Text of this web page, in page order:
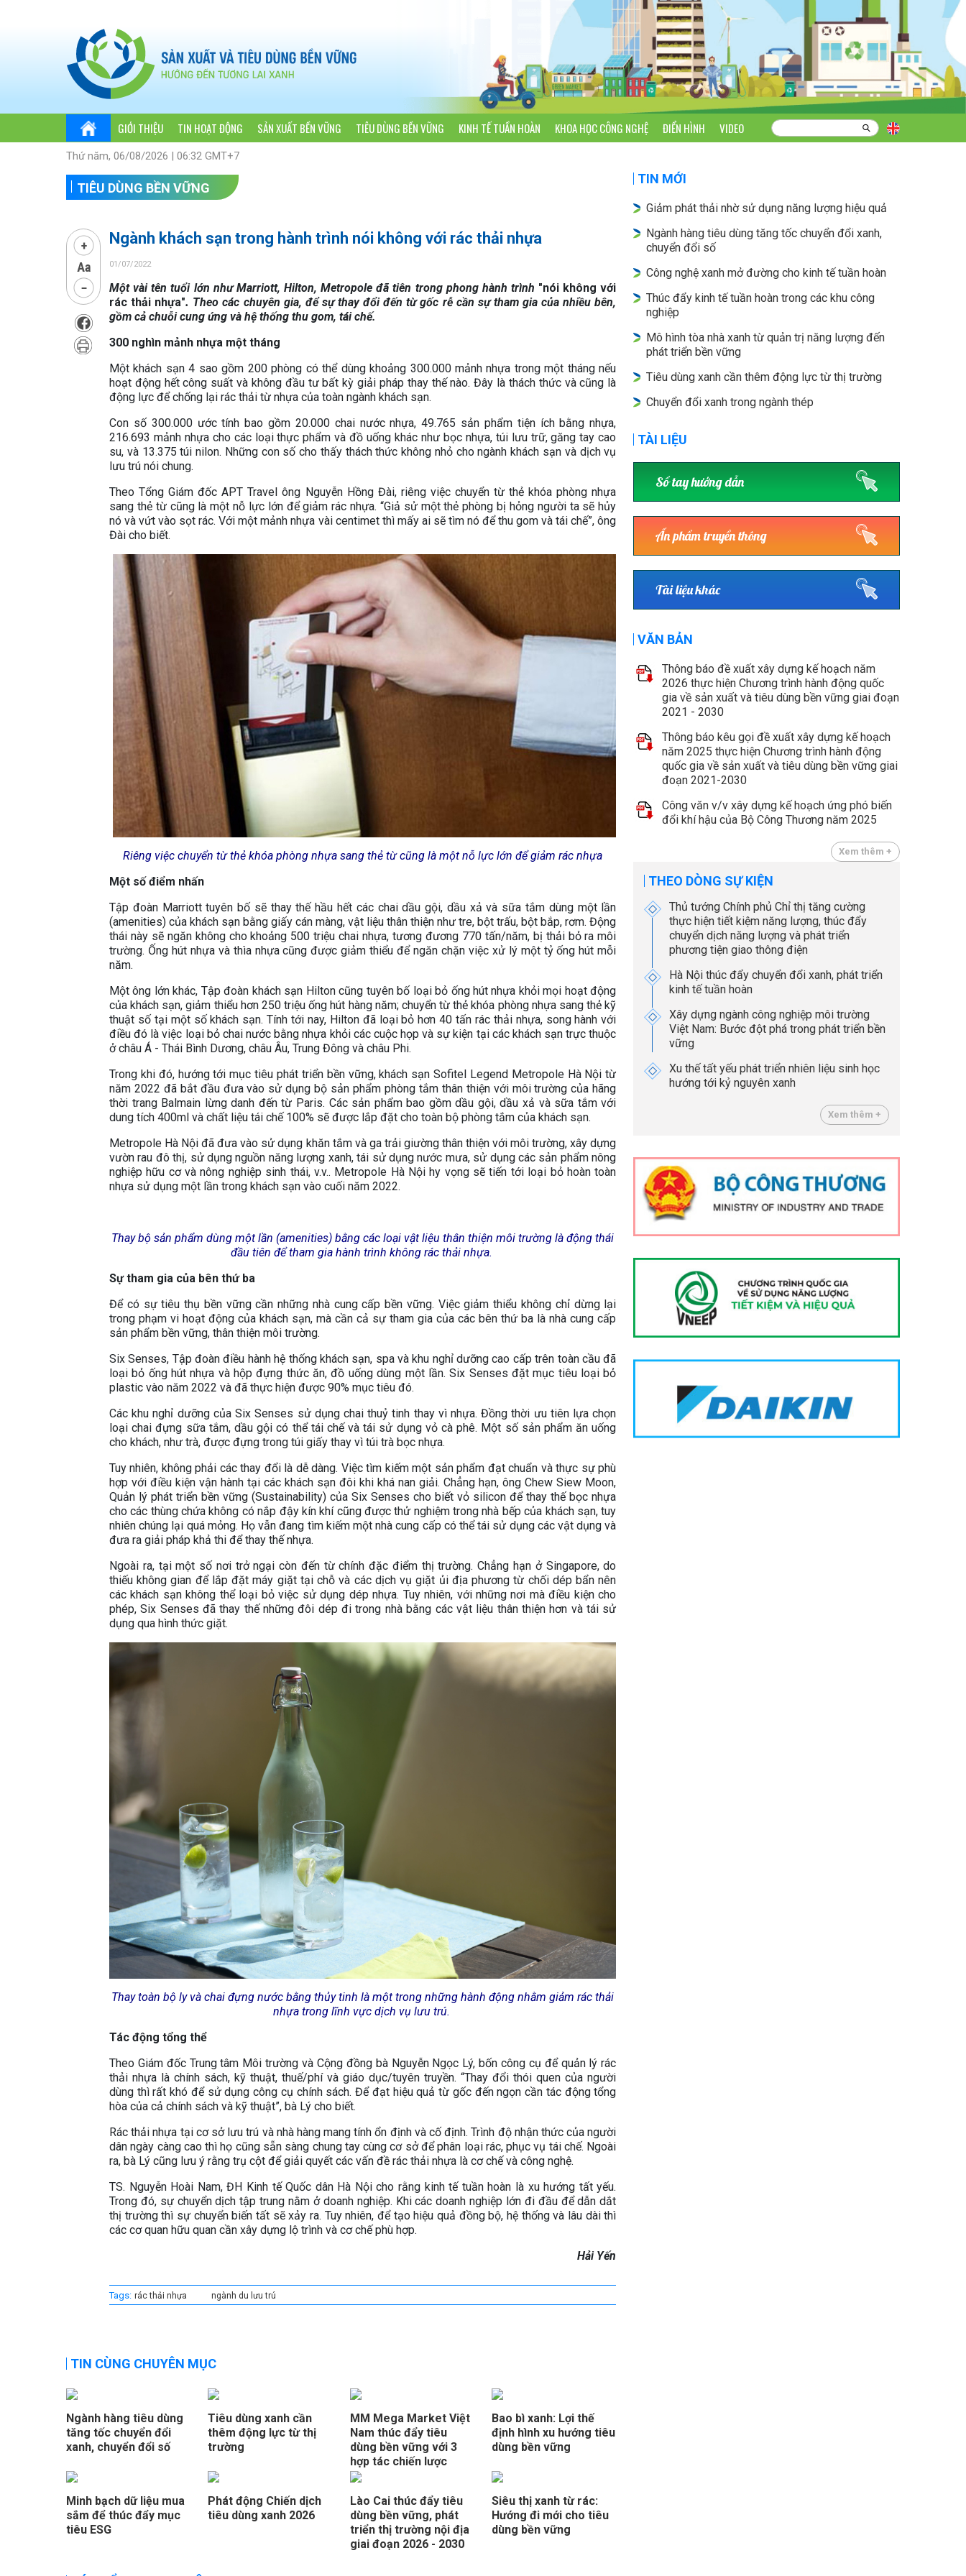
GIỚI THIỆU TIN HOẠT ĐỘNG SẢN XUẤT BỀN VỮNG TIÊU DÙNG BỀN VỮNG KINH TẾ TUẦN HOÀN KHOA HỌC CÔNG NGHỆ ĐIỂN HÌNH VIDEO
Thứ năm, 06/08/2026 | 06:32 GMT+7
TIÊU DÙNG BỀN VỮNG
Ngành khách sạn trong hành trình nói không với rác thải nhựa
01/07/2022
Một vài tên tuổi lớn như Marriott, Hilton, Metropole đã tiên trong phong hành trình "nói không với
rác thải nhựa"​. Theo các chuyên gia, để sự thay đổi đến từ gốc rễ cần sự tham gia của nhiều bên,
gồm cả chuỗi cung ứng và hệ thống thu gom, tái chế.
300 nghìn mảnh nhựa một tháng
Một khách sạn 4 sao gồm 200 phòng có thể dùng khoảng 300.000 mảnh nhựa trong một tháng nếu
hoạt động hết công suất và không đầu tư bất kỳ giải pháp thay thế nào. Đây là thách thức và cũng là
động lực để chống lại rác thải từ nhựa của toàn ngành khách sạn.
Con số 300.000 ước tính bao gồm 20.000 chai nước nhựa, 49.765 sản phẩm tiện ích bằng nhựa,
216.693 mảnh nhựa cho các loại thực phẩm và đồ uống khác như bọc nhựa, túi lưu trữ, găng tay cao
su, và 13.375 túi nilon. Những con số cho thấy thách thức không nhỏ cho ngành khách sạn và dịch vụ
lưu trú nói chung.
Theo Tổng Giám đốc APT Travel ông Nguyễn Hồng Đài, riêng việc chuyển từ thẻ khóa phòng nhựa
sang thẻ từ cũng là một nỗ lực lớn để giảm rác nhựa. “Giả sử một thẻ phòng bị hỏng người ta sẽ hủy
nó và vứt vào sọt rác. Với một mảnh nhựa vài centimet thì mấy ai sẽ tìm nó để thu gom và tái chế”, ông
Đài cho biết.
Riêng việc chuyển từ thẻ khóa phòng nhựa sang thẻ từ cũng là một nỗ lực lớn để giảm rác nhựa
Một số điểm nhấn
Tập đoàn Marriott tuyên bố sẽ thay thế hầu hết các chai dầu gội, dầu xả và sữa tắm dùng một lần
(amenities) của khách sạn bằng giấy cán màng, vật liệu thân thiện như tre, bột trấu, bột bắp, rơm. Động
thái này sẽ ngăn không cho khoảng 500 triệu chai nhựa, tương đương 770 tấn/năm, bị thải bỏ ra môi
trường. Ống hút nhựa và thìa nhựa cũng được giảm thiểu để ngăn chặn việc xử lý một tỷ ống hút mỗi
năm.
Một ông lớn khác, Tập đoàn khách sạn Hilton cũng tuyên bố loại bỏ ống hút nhựa khỏi mọi hoạt động
của khách sạn, giảm thiểu hơn 250 triệu ống hút hàng năm; chuyển từ thẻ khóa phòng nhựa sang thẻ kỹ
thuật số tại một số khách sạn. Tính tới nay, Hilton đã loại bỏ hơn 40 tấn rác thải nhựa, song hành với
điều đó là việc loại bỏ chai nước bằng nhựa khỏi các cuộc họp và sự kiện tại các khách sạn trực thuộc
ở châu Á - Thái Bình Dương, châu Âu, Trung Đông và châu Phi.
Trong khi đó, hướng tới mục tiêu phát triển bền vững, khách sạn Sofitel Legend Metropole Hà Nội từ
năm 2022 đã bắt đầu đưa vào sử dụng bộ sản phẩm phòng tắm thân thiện với môi trường của hãng
thời trang Balmain lừng danh đến từ Paris. Các sản phẩm bao gồm dầu gội, dầu xả và sữa tắm với
dung tích 400ml và chất liệu tái chế 100% sẽ được lắp đặt cho toàn bộ phòng tắm của khách sạn.
Metropole Hà Nội đã đưa vào sử dụng khăn tắm và ga trải giường thân thiện với môi trường, xây dựng
vườn rau đô thị, sử dụng nguồn năng lượng xanh, tái sử dụng nước mưa, sử dụng các sản phẩm nông
nghiệp hữu cơ và nông nghiệp sinh thái, v.v.. Metropole Hà Nội hy vọng sẽ tiến tới loại bỏ hoàn toàn
nhựa sử dụng một lần trong khách sạn vào cuối năm 2022.
Thay bộ sản phẩm dùng một lần (amenities) bằng các loại vật liệu thân thiện môi trường là động thái
đầu tiên để tham gia hành trình không rác thải nhựa.
Sự tham gia của bên thứ ba
Để có sự tiêu thụ bền vững cần những nhà cung cấp bền vững. Việc giảm thiểu không chỉ dừng lại
trong phạm vi hoạt động của khách sạn, mà cần cả sự tham gia của các bên thứ ba là nhà cung cấp
sản phẩm bền vững, thân thiện môi trường.
Six Senses, Tập đoàn điều hành hệ thống khách sạn, spa và khu nghỉ dưỡng cao cấp trên toàn cầu đã
loại bỏ ống hút nhựa và hộp đựng thức ăn, đồ uống dùng một lần. Six Senses đặt mục tiêu loại bỏ
plastic vào năm 2022 và đã thực hiện được 90% mục tiêu đó.
Các khu nghỉ dưỡng của Six Senses sử dụng chai thuỷ tinh thay vì nhựa. Đồng thời ưu tiên lựa chọn
loại chai đựng sữa tắm, dầu gội có thể tái chế và tái sử dụng vỏ cà phê. Một số sản phẩm ăn uống
cho khách, như trà, được đựng trong túi giấy thay vì túi trà bọc nhựa.
Tuy nhiên, không phải các thay đổi là dễ dàng. Việc tìm kiếm một sản phẩm đạt chuẩn và thực sự phù
hợp với điều kiện vận hành tại các khách sạn đôi khi khá nan giải. Chẳng hạn, ông Chew Siew Moon,
Quản lý phát triển bền vững (Sustainability) của Six Senses cho biết vỏ silicon để thay thế bọc nhựa
cho các thùng chứa không có nắp đậy kín khí cũng được thử nghiệm trong nhà bếp của khách sạn, tuy
nhiên chúng lại quá mỏng. Họ vẫn đang tìm kiếm một nhà cung cấp có thể tái sử dụng các vật dụng và
đưa ra giải pháp khả thi để thay thế nhựa.
Ngoài ra, tại một số nơi trở ngại còn đến từ chính đặc điểm thị trường. Chẳng hạn ở Singapore, do
thiếu không gian để lắp đặt máy giặt tại chỗ và các dịch vụ giặt ủi địa phương từ chối dép bẩn nên
các khách sạn không thể loại bỏ việc sử dụng dép nhựa. Tuy nhiên, với những nơi mà điều kiện cho
phép, Six Senses đã thay thế những đôi dép đi trong nhà bằng các vật liệu thân thiện hơn và tái sử
dụng qua hình thức giặt.
Thay toàn bộ ly và chai đựng nước bằng thủy tinh là một trong những hành động nhằm giảm rác thải
nhựa trong lĩnh vực dịch vụ lưu trú.
Tác động tổng thể
Theo Giám đốc Trung tâm Môi trường và Cộng đồng bà Nguyễn Ngọc Lý, bốn công cụ để quản lý rác
thải nhựa là chính sách, kỹ thuật, thuế/phí và giáo dục/tuyên truyền. “Thay đổi thói quen của người
dùng thì rất khó để sử dụng công cụ chính sách. Để đạt hiệu quả từ gốc đến ngọn cần tác động tổng
hòa của cả chính sách và kỹ thuật”, bà Lý cho biết.
Rác thải nhựa tại cơ sở lưu trú và nhà hàng mang tính ổn định và cố định. Trình độ nhận thức của người
dân ngày càng cao thì họ cũng sẵn sàng chung tay cùng cơ sở để phân loại rác, phục vụ tái chế. Ngoài
ra, bà Lý cũng lưu ý rằng trụ cột để giải quyết các vấn đề rác thải nhựa là cơ chế và công nghệ.
TS. Nguyễn Hoài Nam, ĐH Kinh tế Quốc dân Hà Nội cho rằng kinh tế tuần hoàn là xu hướng tất yếu.
Trong đó, sự chuyển dịch tập trung nằm ở doanh nghiệp. Khi các doanh nghiệp lớn đi đầu để dẫn dắt
thị trường thì sự chuyển biến tất sẽ xảy ra. Tuy nhiên, để tạo hiệu quả đồng bộ, hệ thống và lâu dài thì
các cơ quan hữu quan cần xây dựng lộ trình và cơ chế phù hợp.
Hải Yến
Tags: rác thải nhựa ngành du lưu trú
TIN CÙNG CHUYÊN MỤC
Ngành hàng tiêu dùng
tăng tốc chuyển đổi
xanh, chuyển đổi số
Tiêu dùng xanh cần
thêm động lực từ thị
trường
MM Mega Market Việt
Nam thúc đẩy tiêu
dùng bền vững với 3
hợp tác chiến lược
Bao bì xanh: Lợi thế
định hình xu hướng tiêu
dùng bền vững
Minh bạch dữ liệu mua
sắm để thúc đẩy mục
tiêu ESG
Phát động Chiến dịch
tiêu dùng xanh 2026
Lào Cai thúc đẩy tiêu
dùng bền vững, phát
triển thị trường nội địa
giai đoạn 2026 - 2030
Siêu thị xanh từ rác:
Hướng đi mới cho tiêu
dùng bền vững
TIN MỚI
Giảm phát thải nhờ sử dụng năng lượng hiệu quả
Ngành hàng tiêu dùng tăng tốc chuyển đổi xanh,
chuyển đổi số
Công nghệ xanh mở đường cho kinh tế tuần hoàn
Thúc đẩy kinh tế tuần hoàn trong các khu công
nghiệp
Mô hình tòa nhà xanh từ quản trị năng lượng đến
phát triển bền vững
Tiêu dùng xanh cần thêm động lực từ thị trường
Chuyển đổi xanh trong ngành thép
TÀI LIỆU
Sổ tay hướng dẫn
Ấn phẩm truyền thông
Tài liệu khác
VĂN BẢN
Thông báo đề xuất xây dựng kế hoạch năm
2026 thực hiện Chương trình hành động quốc
gia về sản xuất và tiêu dùng bền vững giai đoạn
2021 - 2030
Thông báo kêu gọi đề xuất xây dựng kế hoạch
năm 2025 thực hiện Chương trình hành động
quốc gia về sản xuất và tiêu dùng bền vững giai
đoạn 2021-2030
Công văn v/v xây dựng kế hoạch ứng phó biến
đổi khí hậu của Bộ Công Thương năm 2025
Xem thêm +
THEO DÒNG SỰ KIỆN
Thủ tướng Chính phủ Chỉ thị tăng cường
thực hiện tiết kiệm năng lượng, thúc đẩy
chuyển dịch năng lượng và phát triển
phương tiện giao thông điện
Hà Nội thúc đẩy chuyển đổi xanh, phát triển
kinh tế tuần hoàn
Xây dựng ngành công nghiệp môi trường
Việt Nam: Bước đột phá trong phát triển bền
vững
Xu thế tất yếu phát triển nhiên liệu sinh học
hướng tới kỷ nguyên xanh
Xem thêm +